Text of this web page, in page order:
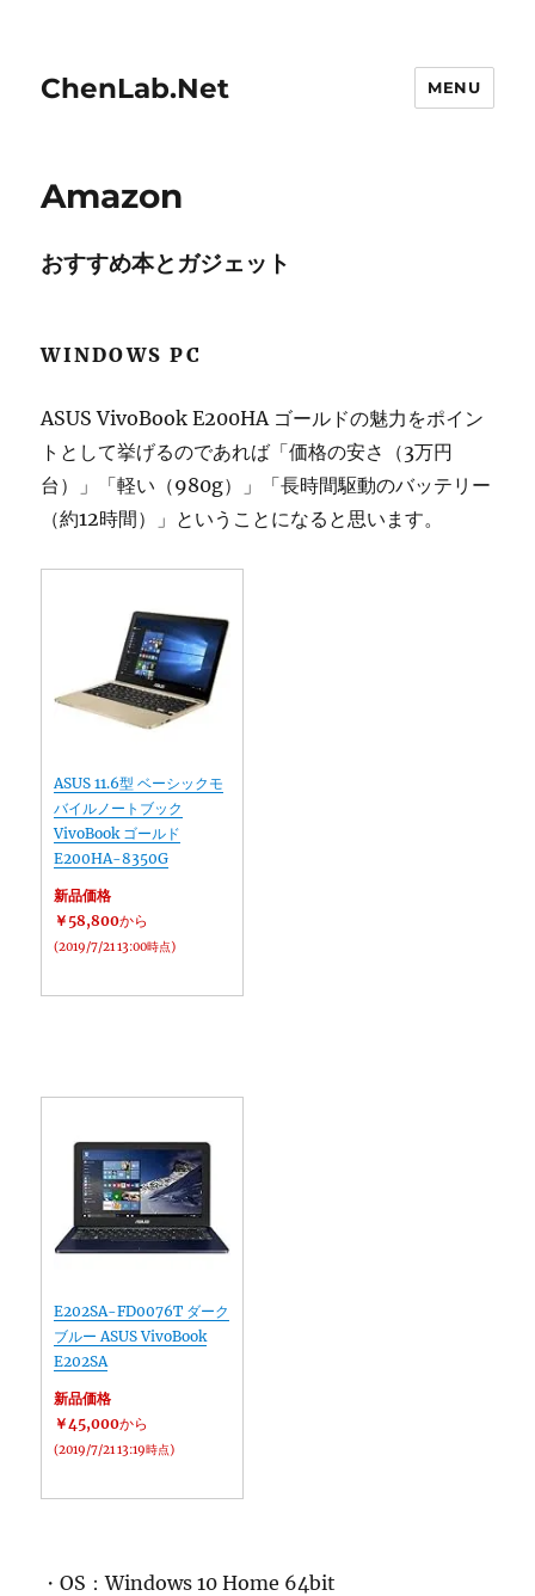
ChenLab.Net MENU
Amazon
おすすめ本とガジェット
WINDOWS PC
ASUS VivoBook E200HA ゴールドの魅力をポイン
トとして挙げるのであれば「価格の安さ（3万円
台）」「軽い（980g）」「長時間駆動のバッテリー
（約12時間）」ということになると思います。
ASUS 11.6型 ベーシックモ
バイルノートブック
VivoBook ゴールド
E200HA-8350G
新品価格
￥58,800から
(2019/7/21 13:00時点)
E202SA-FD0076T ダーク
ブルー ASUS VivoBook
E202SA
新品価格
￥45,000から
(2019/7/21 13:19時点)
・OS：Windows 10 Home 64bit